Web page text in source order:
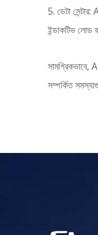
5. ডেটা
ইন্ডাকটিভ লোড
সামগ্রিকভাবে,
সম্পর্কিত